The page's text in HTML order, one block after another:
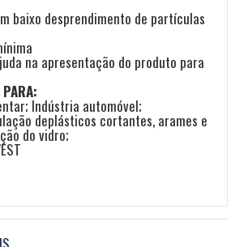
baixo desprendimento de partículas
na apresentação do produto para
Indústria automóvel;
deplásticos cortantes, arames e
do vidro;